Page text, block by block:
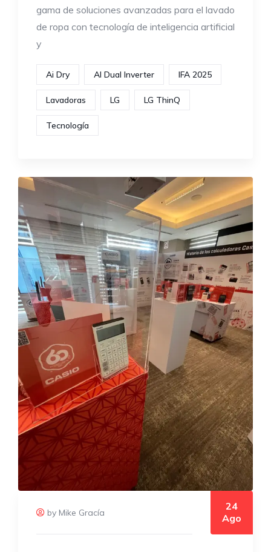
gama de soluciones avanzadas para el lavado
de ropa con tecnología de inteligencia artificial
y
Ai Dry AI Dual Inverter IFA 2025
Lavadoras LG LG ThinQ
Tecnología
by Mike Gracía
24
Ago